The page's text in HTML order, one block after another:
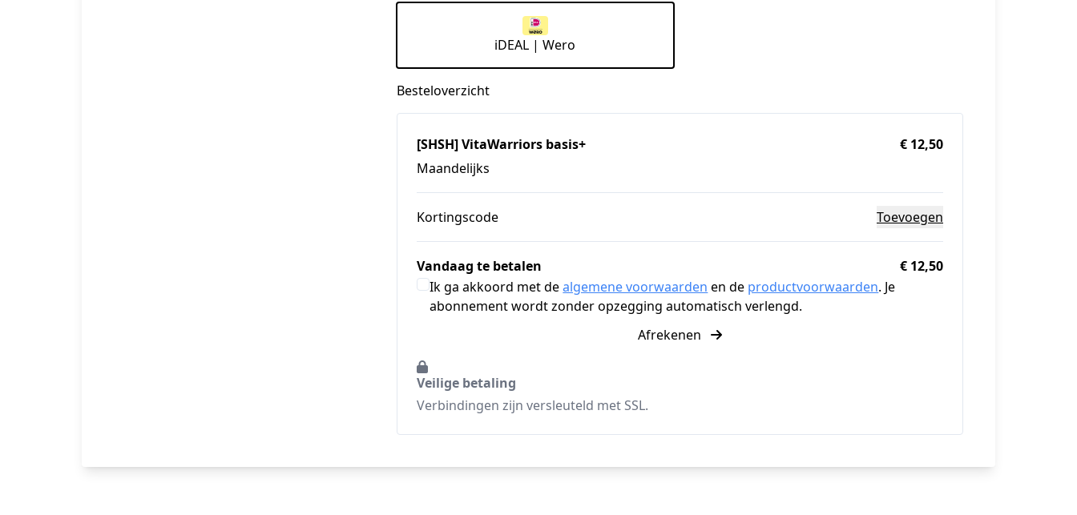
iDEAL | Wero
Besteloverzicht
[SHSH] VitaWarriors basis+
Maandelijks
€ 12,50
Kortingscode Toevoegen
Vandaag te betalen
€ 12,50
Ik ga akkoord met dealgemene voorwaarden en de productvoorwaarden. Je
abonnement wordt zonder opzegging automatisch verlengd.
Afrekenen
Veilige betaling
Verbindingen zijn versleuteld met SSL.